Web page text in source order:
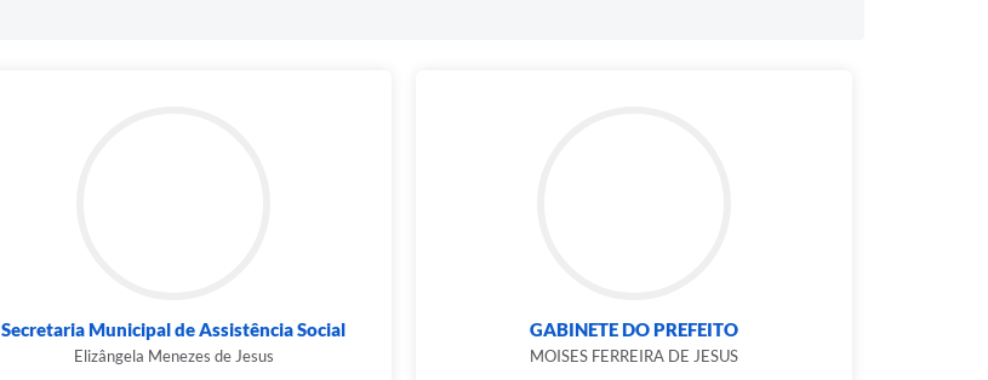
Secretaria Municipal de Assistência Social
Elizângela Menezes de Jesus
GABINETE DO PREFEITO
MOISES FERREIRA DE JESUS